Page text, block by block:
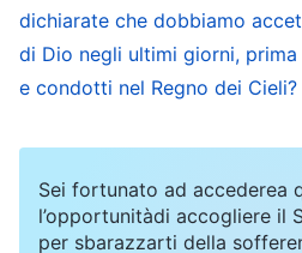
sua natura profondamente
affidamento al giudizio
questo risultato. Solo così è
La Parola, Vol. 1: La
dichiarate che dobbiamo
di Dio negli ultimi giorni,
e condotti nel Regno dei Cieli?
Sei fortunato ad accederea
l’opportunitàdi accogliere il
per sbarazzarti della